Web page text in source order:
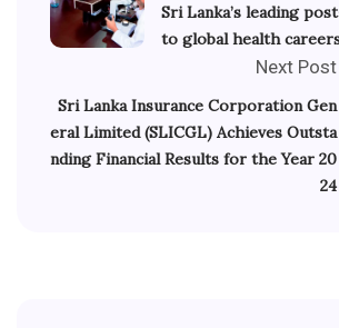
Sri Lanka’s leading
to global health
Next Post
Sri Lanka Insurance Corporation Gen
eral Limited (SLICGL) Achieves Outsta
nding Financial Results for the Year 20
24